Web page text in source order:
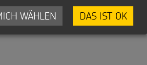
WÄHLEN DAS IST OK